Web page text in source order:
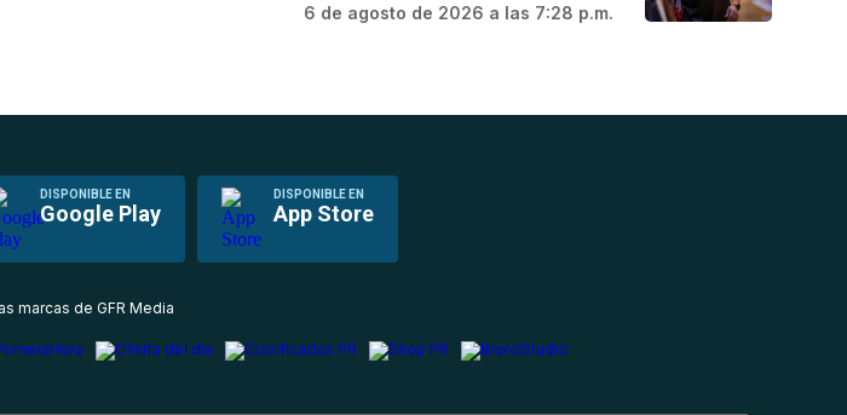
6 de agosto de 2026 a las 7:28 p.m.
DISPONIBLE EN
Google Play
DISPONIBLE EN
App Store
marcas de GFR Media